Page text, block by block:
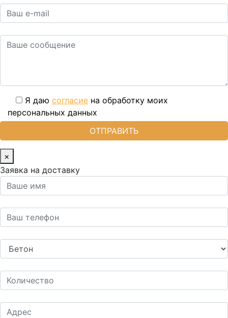
Я даю согласие на обработку моих
персональных данных
×
Заявка на доставку